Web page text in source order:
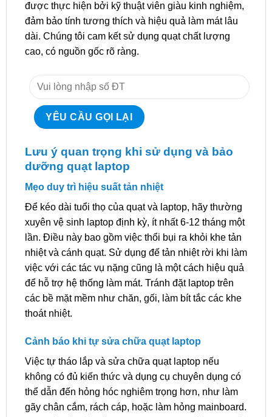
được thực hiện bởi kỹ thuật viên giàu kinh nghiệm,
đảm bảo tính tương thích và hiệu quả làm mát lâu
dài. Chúng tôi cam kết sử dụng quạt chất lượng
cao, có nguồn gốc rõ ràng.
Lưu ý quan trọng khi sử dụng và bảo
dưỡng quạt laptop
Mẹo duy trì hiệu suất tản nhiệt
Để kéo dài tuổi thọ của quạt và laptop, hãy thường
xuyên vệ sinh laptop định kỳ, ít nhất 6-12 tháng một
lần. Điều này bao gồm việc thổi bụi ra khỏi khe tản
nhiệt và cánh quạt. Sử dụng đế tản nhiệt rời khi làm
việc với các tác vụ nặng cũng là một cách hiệu quả
để hỗ trợ hệ thống làm mát. Tránh đặt laptop trên
các bề mặt mềm như chăn, gối, làm bít tắc các khe
thoát nhiệt.
Cảnh báo khi tự sửa chữa quạt laptop
Việc tự tháo lắp và sửa chữa quạt laptop nếu
không có đủ kiến thức và dụng cụ chuyên dụng có
thể dẫn đến hỏng hóc nghiêm trọng hơn, như làm
gãy chân cắm, rách cáp, hoặc làm hỏng mainboard.